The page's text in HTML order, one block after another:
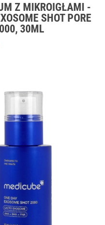
Z MIKROIGŁAMI -
SHOT PORE
30ML